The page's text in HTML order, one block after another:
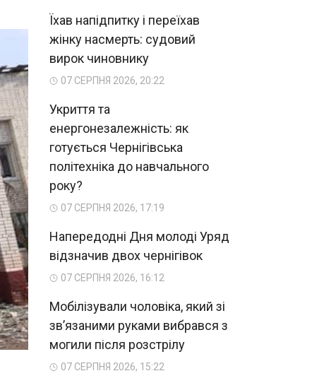
Їхав напідпитку і переїхав
жінку насмерть: судовий
вирок чиновнику
07 СЕРПНЯ 2026, 20:22
Укриття та
енергонезалежність: як
готується Чернігівська
політехніка до навчального
року?
07 СЕРПНЯ 2026, 17:19
Напередодні Дня молоді Уряд
відзначив двох чернігівок
07 СЕРПНЯ 2026, 16:12
Мобілізували чоловіка, який зі
зв’язаними руками вибрався з
могили після розстрілу
07 СЕРПНЯ 2026, 15:22